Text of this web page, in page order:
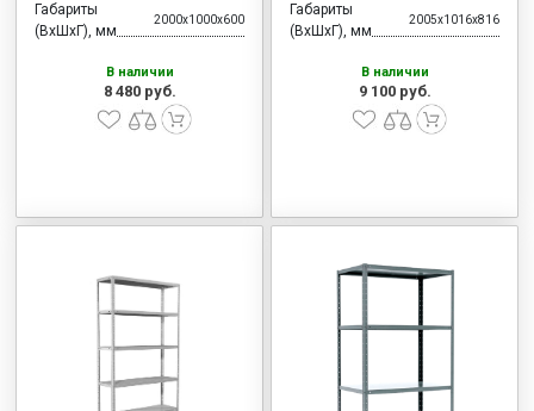
Габариты
(ВхШхГ), мм
2000x1000x600
В наличии
8 480 руб.
Габариты
(ВхШхГ), мм
2005x1016x816
В наличии
9 100 руб.